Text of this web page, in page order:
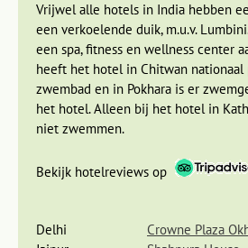
de verschillende vertrekken dwalen,
luxe en weelde geleefd werd door
In het centrum van Jaipur ligt het
Winden, herkenbaar aan de prachtige
bogen en vele kleine ramen. Deze
wind voor de aanwezige vrouwen van
de kleine raampjes naar buiten
gezien te worden. Uiteraard brengen
In de stad verplaatst men zich op
Vrijwel alle hotels in India hebben
een verkoelende duik, m.u.v.
een spa, fitness en wellness center
heeft het hotel in Chitwan nationaal
zwembad en in Pokhara is er
het hotel. Alleen bij het hotel in
niet zwemmen.
Bekijk hotelreviews op
Delhi
Crowne Plaza